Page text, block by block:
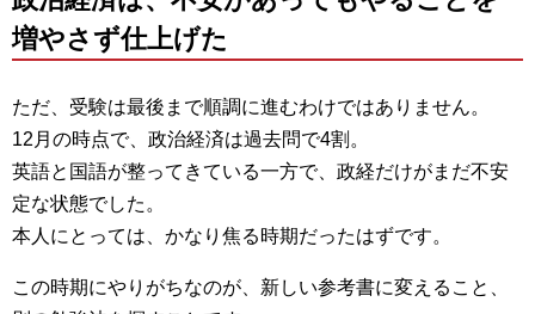
増やさず仕上げた
ただ、受験は最後まで順調に進むわけではありません。
12月の時点で、政治経済は過去問で4割。
英語と国語が整ってきている一方で、政経だけがまだ不安
定な状態でした。
本人にとっては、かなり焦る時期だったはずです。
この時期にやりがちなのが、新しい参考書に変えること、